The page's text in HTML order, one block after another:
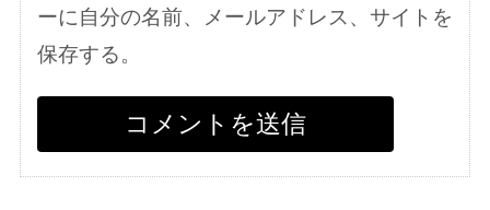
ーに自分の名前、メールアドレス、サイトを
保存する。